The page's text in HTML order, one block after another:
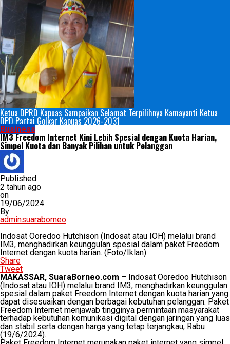
Ketua DPRD Kapuas Sampaikan Selamat Terpilihnya Kamayanti Ketua
DPD Partai Golkar Kapuas 2026-2031
Business
IM3 Freedom Internet Kini Lebih Spesial dengan Kuota Harian,
Simpel Kuota dan Banyak Pilihan untuk Pelanggan
Published
2 tahun ago
on
19/06/2024
By
adminsuaraborneo
Indosat Ooredoo Hutchison (Indosat atau IOH) melalui brand
IM3, menghadirkan keunggulan spesial dalam paket Freedom
Internet dengan kuota harian. (Foto/Iklan)
Share
Tweet
MAKASSAR, SuaraBorneo.com – Indosat Ooredoo Hutchison
(Indosat atau IOH) melalui brand IM3, menghadirkan keunggulan
spesial dalam paket Freedom Internet dengan kuota harian yang
dapat disesuaikan dengan berbagai kebutuhan pelanggan. Paket
Freedom Internet menjawab tingginya permintaan masyarakat
terhadap kebutuhan komunikasi digital dengan jaringan yang luas
dan stabil serta dengan harga yang tetap terjangkau, Rabu
(19/6/2024).